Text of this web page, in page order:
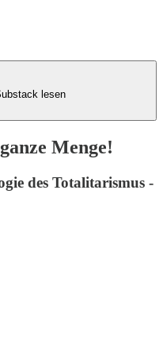
lesen
Menge!
des Totalitarismus -